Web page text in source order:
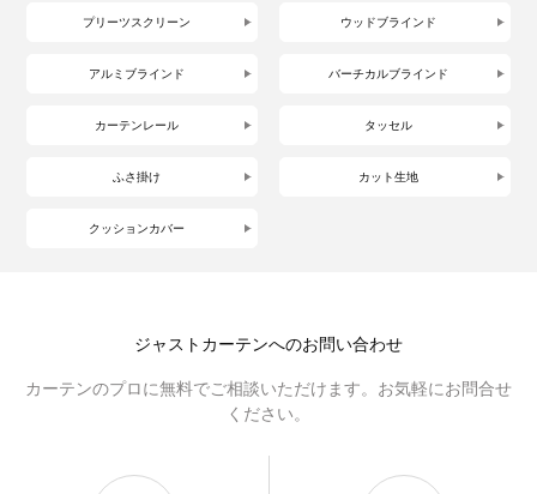
プリーツスクリーン ウッドブラインド
アルミブラインド バーチカルブラインド
カーテンレール タッセル
ふさ掛け カット生地
クッションカバー
ジャストカーテンへのお問い合わせ
カーテンのプロに無料でご相談いただけます。お気軽にお問合せ
ください。